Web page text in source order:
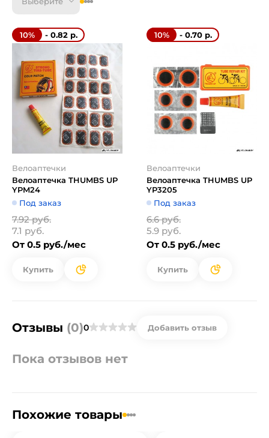
10% - 0.82 р.
Велоаптечки
Велоаптечка THUMBS UP
YPM24
Под заказ
7.92 руб.
7.1 руб.
От 0.5 руб./мес
Купить
10% - 0.70 р.
Велоаптечки
Велоаптечка THUMBS UP
YP3205
Под заказ
6.6 руб.
5.9 руб.
От 0.5 руб./мес
Купить
Отзывы (0)0 Добавить отзыв
Пока отзывов нет
Похожие товары